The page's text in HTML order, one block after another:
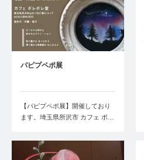
パピプペポ展
【パピプペポ展】開催しており
ます。埼玉県所沢市 カフェ ポ…